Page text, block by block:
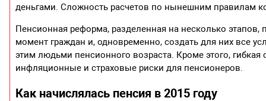
деньгами. Сложность расчетов по нынешним правилам
Пенсионная реформа, разделенная на несколько
момент граждан и, одновременно, создать для них все
этим людьми пенсионного возраста. Кроме этого,
инфляционные и страховые риски для пенсионеров.
Как начислялась пенсия в 2015 году